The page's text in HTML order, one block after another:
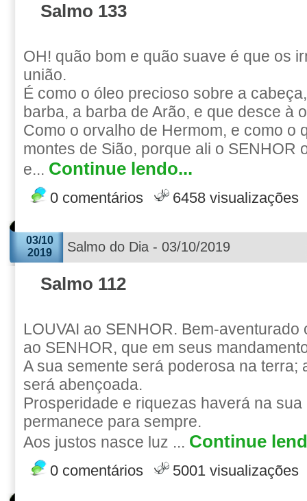
Salmo 133
OH! quão bom e quão suave é que os
união.
É como o óleo precioso sobre a
barba, a barba de Arão, e que desce à
Como o orvalho de Hermom, e como o
montes de Sião, porque ali o SENHOR
e... Continue lendo...
0 comentários 6458 visualizações
03/10
2019
Salmo do Dia - 03/10/2019
Salmo 112
LOUVAI ao SENHOR. Bem-aventurado
ao SENHOR, que em seus
A sua semente será poderosa na terra;
será abençoada.
Prosperidade e riquezas haverá na
permanece para sempre.
Aos justos nasce luz ... Continue
0 comentários 5001 visualizações